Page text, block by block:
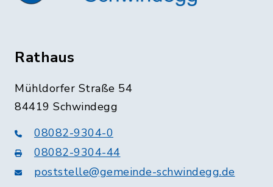
Rathaus
Mühldorfer Straße 54
84419 Schwindegg
08082-9304-0
08082-9304-44
poststelle@gemeinde-schwindegg.de